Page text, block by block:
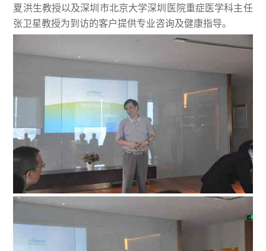
夏洪生教授以及深圳市北京大学深圳医院重症医学科主任
张卫星教授为到访的客户提供专业咨询及健康指导。